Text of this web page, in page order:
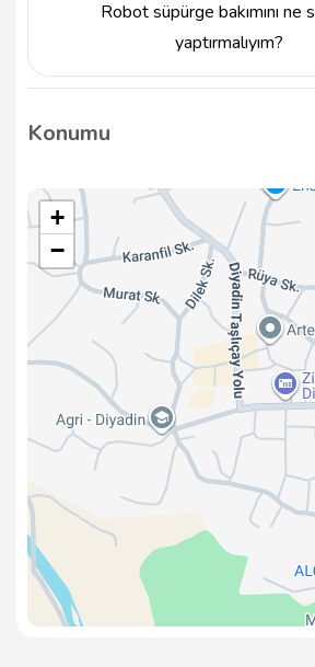
çözümler üretmekteyiz.
Robot süpürge bakımını ne
yaptırmalıyım?
Robot süpürge bakımını, kullanım
cihazın performansını artırır ve
Konumu
+
−